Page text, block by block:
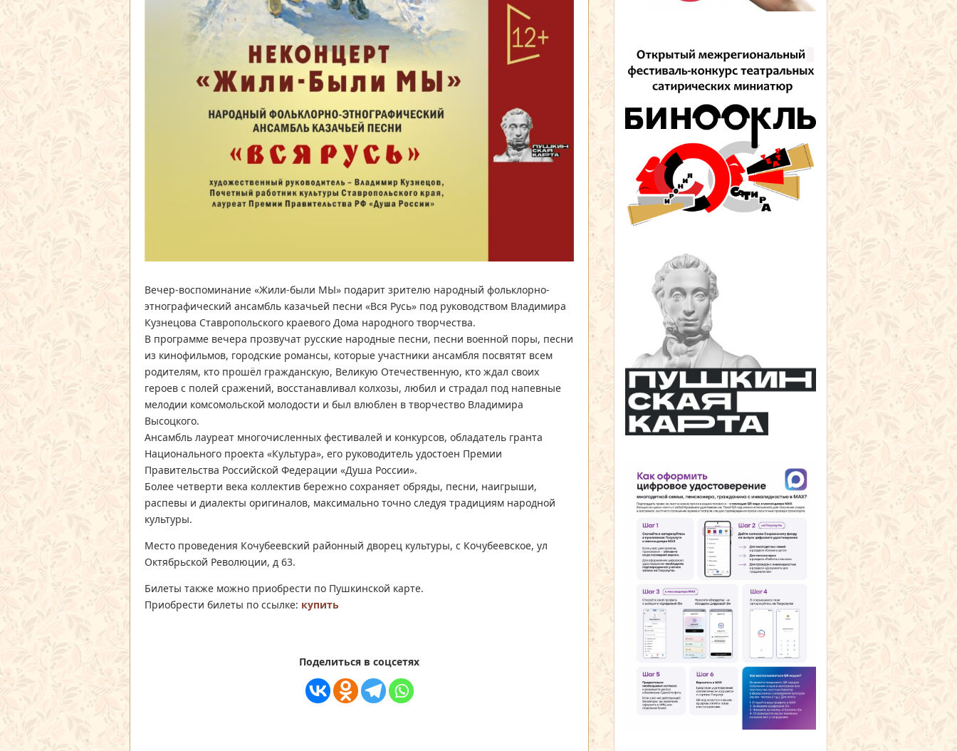
Вечер-воспоминание «Жили-были МЫ» подарит зрителю народный фольклорно-
этнографический ансамбль казачьей песни «Вся Русь» под руководством Владимира
Кузнецова Ставропольского краевого Дома народного творчества.
В программе вечера прозвучат русские народные песни, песни военной поры, песни
из кинофильмов, городские романсы, которые участники ансамбля посвятят всем
родителям, кто прошёл гражданскую, Великую Отечественную, кто ждал своих
героев с полей сражений, восстанавливал колхозы, любил и страдал под напевные
мелодии комсомольской молодости и был влюблен в творчество Владимира
Высоцкого.
Ансамбль лауреат многочисленных фестивалей и конкурсов, обладатель гранта
Национального проекта «Культура», его руководитель удостоен Премии
Правительства Российской Федерации «Душа России».
Более четверти века коллектив бережно сохраняет обряды, песни, наигрыши,
распевы и диалекты оригиналов, максимально точно следуя традициям народной
культуры.
Место проведения Кочубеевский районный дворец культуры, с Кочубеевское, ул
Октябрьской Революции, д 63.
Билеты также можно приобрести по Пушкинской карте.
Приобрести билеты по ссылке: купить
Поделиться в соцсетях